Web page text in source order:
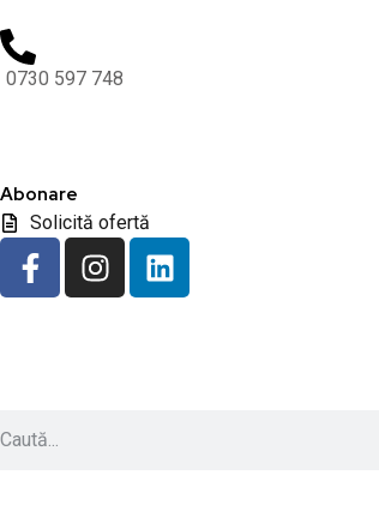
0730 597 748
Abonare
Solicită ofertă